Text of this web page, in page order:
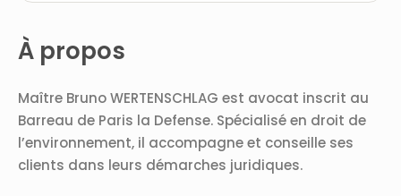
À propos
Maître Bruno WERTENSCHLAG est avocat inscrit au
Barreau de Paris la Defense. Spécialisé en droit de
l’environnement, il accompagne et conseille ses
clients dans leurs démarches juridiques.